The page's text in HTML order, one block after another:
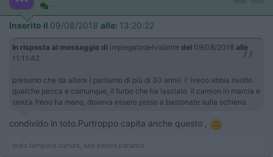
-
Inserito il 09/08/2018 alle: 13:20:22
In risposta al messaggio di impiegatodelvolante del 09/08/2018 alle
11:11:42
presumo che da allora ( parliamo di più di 30 anni) l' iveco abbia risolto
qualche pecca e comunque, il furbo che ha lasciato il camion in marcia e
senza freno ha mano, doveva essere preso a bastonate sulla schiena
condivido in toto.Purtroppo capita anche questo ,
mala tempora currunt, sed peiora parantur